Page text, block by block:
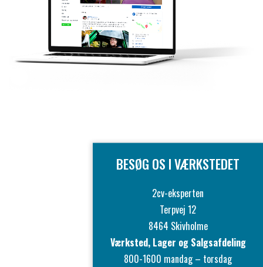
BESØG OS I VÆRKSTEDET
2cv-eksperten
Terpvej 12
8464 Skivholme
Værksted, Lager og Salgsafdeling
800-1600 mandag – torsdag